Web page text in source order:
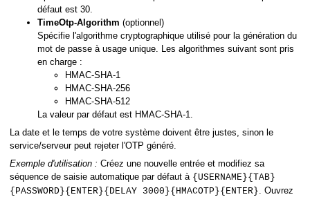
défaut est 30.
TimeOtp-Algorithm (optionnel)
Spécifie l'algorithme cryptographique utilisé pour la génération du
mot de passe à usage unique. Les algorithmes suivant sont pris
en charge :
HMAC-SHA-1
HMAC-SHA-256
HMAC-SHA-512
La valeur par défaut est HMAC-SHA-1.
La date et le temps de votre système doivent être justes, sinon le
service/serveur peut rejeter l'OTP généré.
Exemple d'utilisation : Créez une nouvelle entrée et modifiez sa
séquence de saisie automatique par défaut à {USERNAME}{TAB}
{PASSWORD}{ENTER}{DELAY 3000}{HMACOTP}{ENTER}. Ouvrez